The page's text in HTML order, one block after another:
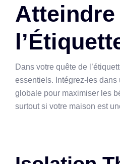
Atteindre
Dans votre quête de
essentiels. Intégrez-les dans
globale pour maximiser les
surtout si votre maison est